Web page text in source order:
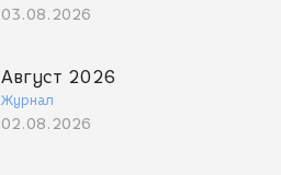
03.08.2026
Август 2026
Журнал
02.08.2026